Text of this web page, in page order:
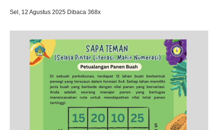
Sel, 12 Agustus 2025 Dibaca 368x